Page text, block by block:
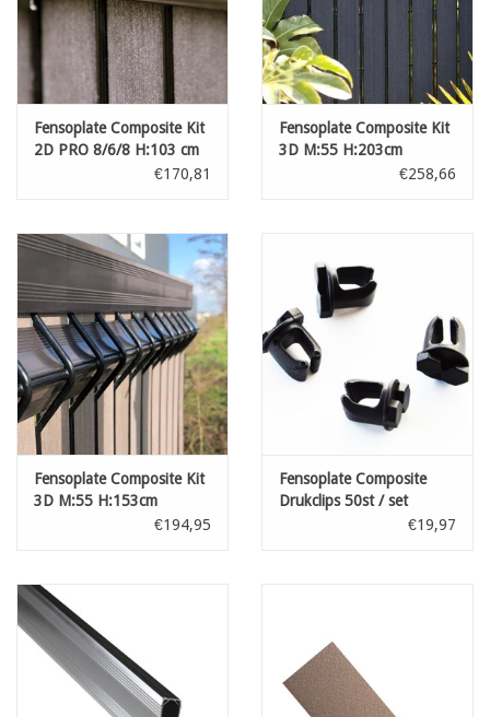
Fensoplate Composite Kit
2D PRO 8/6/8 H:103 cm
L:250 cm Graphite Black
€170,81
Fensoplate Composite Kit
3D M:55 H:203cm
L:250cm V-Small Graphite
€258,66
Fensoplate Composite Kit
3D M:55 H:153cm
L:250cm V-Large Wenge
€194,95
Fensoplate Composite
Drukclips 50st / set
€19,97